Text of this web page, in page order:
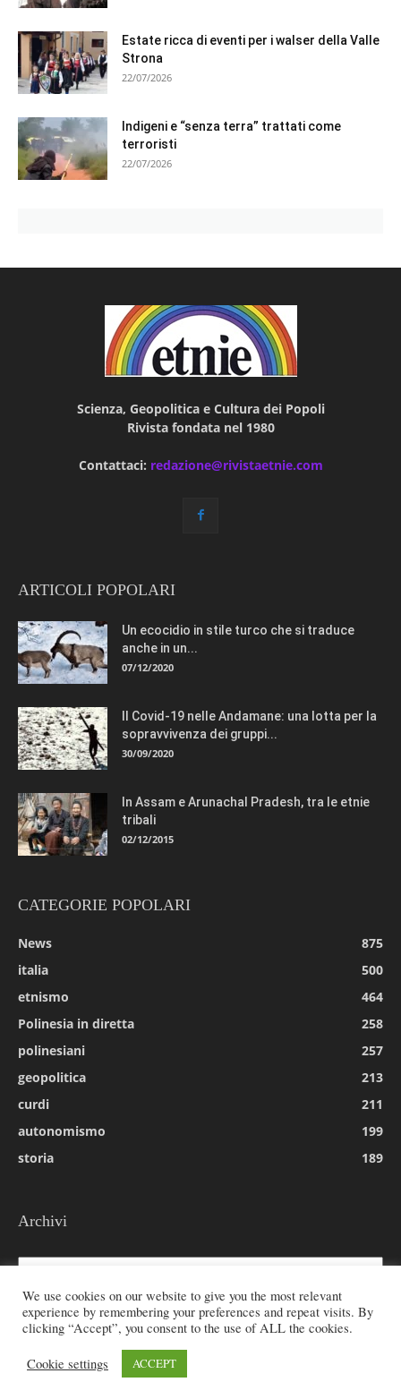
Estate ricca di eventi per i walser della Valle
Strona
22/07/2026
Indigeni e “senza terra” trattati come
terroristi
22/07/2026
Scienza, Geopolitica e Cultura dei Popoli
Rivista fondata nel 1980
Contattaci: redazione@rivistaetnie.com
ARTICOLI POPOLARI
Un ecocidio in stile turco che si traduce
anche in un...
07/12/2020
Il Covid-19 nelle Andamane: una lotta per la
sopravvivenza dei gruppi...
30/09/2020
In Assam e Arunachal Pradesh, tra le etnie
tribali
02/12/2015
CATEGORIE POPOLARI
News
875
italia
500
etnismo
464
Polinesia in diretta
258
polinesiani
257
geopolitica
213
curdi
211
autonomismo
199
storia
189
Archivi
Archivi
© 2026 All rights reserved - Etnie -
Email:redazione@rivistaetnie.com
We use cookies on our website to give you the most relevant
experience by remembering your preferences and repeat visits. By
clicking “Accept”, you consent to the use of ALL the cookies.
Cookie settings ACCEPT